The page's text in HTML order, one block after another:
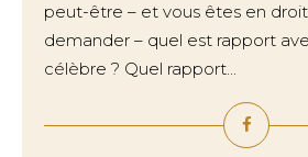
peut-être – et vous êtes en
demander – quel est rapport
célèbre ? Quel rapport...